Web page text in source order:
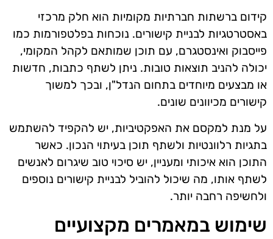
קידום ברשתות חברתיות מקומיות הוא חלק מרכזי
באסטרטגיות לבניית קישורים. נוכחות בפלטפורמות כמו
פייסבוק ואינסטגרם, עם תוכן שמותאם לקהל המקומי,
יכולה להניב תוצאות טובות. ניתן לשתף כתבות, חדשות
או מבצעים מיוחדים בתחום הנדל"ן, ובכך למשוך
קישורים מכיוונים שונים.
על מנת למקסם את האפקטיביות, יש להקפיד להשתמש
בתגיות רלוונטיות ולשתף תוכן בעיתוי הנכון. כאשר
התוכן הוא איכותי ומעניין, יש סיכוי טוב שיגרום לאנשים
לשתף אותו, מה שיכול להוביל לבניית קישורים נוספים
ולחשיפה רחבה יותר.
שימוש במאמרים מקצועיים